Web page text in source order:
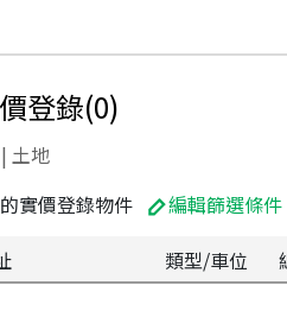
登錄(0)
土地
實價登錄物件 編輯篩選條件
類型/車位